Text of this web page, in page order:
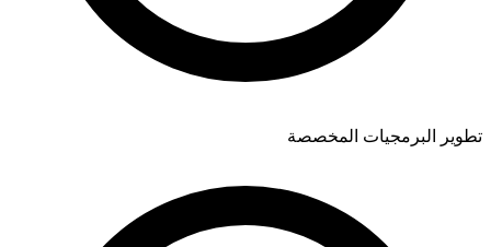
تطوير البرمجيات المخصصة